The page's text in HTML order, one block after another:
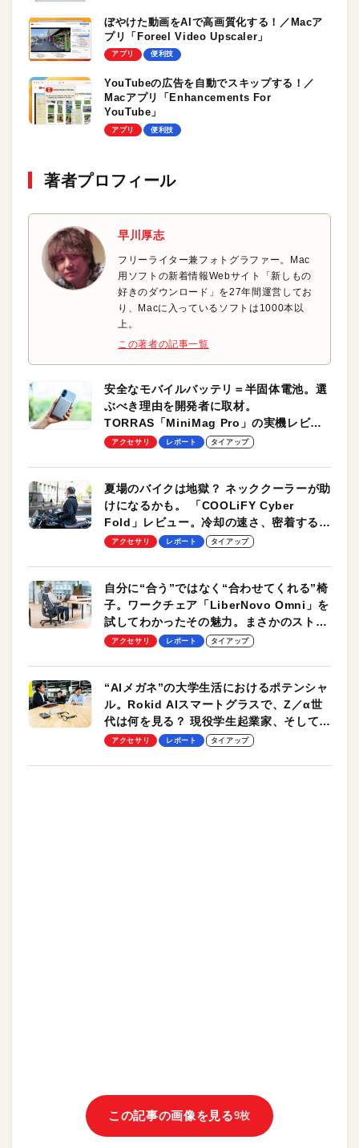
ぼやけた動画をAIで高画質化する！／Macア
プリ「Foreel Video Upscaler」
アプリ 便利技
YouTubeの広告を自動でスキップする！／
Macアプリ「Enhancements For
YouTube」
アプリ 便利技
著者プロフィール
早川厚志
フリーライター兼フォトグラファー。Mac
用ソフトの新着情報Webサイト「新しもの
好きのダウンロード」を27年間運営してお
り、Macに入っているソフトは1000本以
上。
この著者の記事一覧
安全なモバイルバッテリ＝半固体電池。選
ぶべき理由を開発者に取材。
TORRAS「MiniMag Pro」の実機レビュ
ーも
アクセサリ レポート タイアップ
夏場のバイクは地獄？ ネッククーラーが助
けになるかも。 「COOLiFY Cyber
Fold」レビュー。冷却の速さ、密着する冷
却プレート、シンプルな操作性がグッド！
アクセサリ レポート タイアップ
自分に“合う”ではなく“合わせてくれる”椅
子。ワークチェア「LiberNovo Omni」を
試してわかったその魅力。まさかのストレ
ッチ機能も搭載
アクセサリ レポート タイアップ
“AIメガネ”の大学生活におけるポテンシャ
ル。Rokid AIスマートグラスで、Z／α世
代は何を見る？ 現役学生起業家、そして教
授による体験会レポート【PR】
アクセサリ レポート タイアップ
この記事の画像を見る9枚